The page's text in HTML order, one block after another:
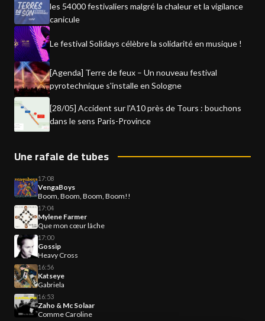
les 54000 festivaliers malgré la chaleur et la vigilance
canicule
Le festival Solidays célèbre la solidarité en musique !
[Agenda] Terre de feux – Un nouveau festival
pyrotechnique s'installe en Sologne
[28/05] Accident sur l'A10 près de Tours : bouchons
dans le sens Paris-Province
Une rafale de tubes
17:08
VengaBoys
Boom, Boom, Boom, Boom!!
17:04
Mylene Farmer
Que mon cœur lâche
17:00
Gossip
Heavy Cross
16:56
Katseye
Gabriela
16:53
Zaho & Mc Solaar
Comme Caroline